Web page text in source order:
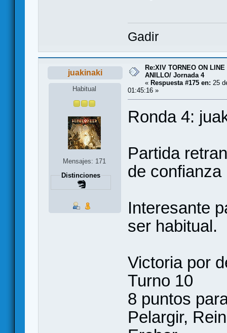
Gadir
juakinaki
Habitual
Mensajes: 171
Distinciones
Re:XIV TORNEO ON
ANILLO/ Jornada 4
« Respuesta #175 en: 25
01:45:16 »
Ronda 4:
Partida
de
Interesante
ser habitual.
Victoria por
Turno 10
8 puntos
Pelargir,